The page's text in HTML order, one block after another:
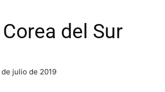
del Sur
julio de 2019